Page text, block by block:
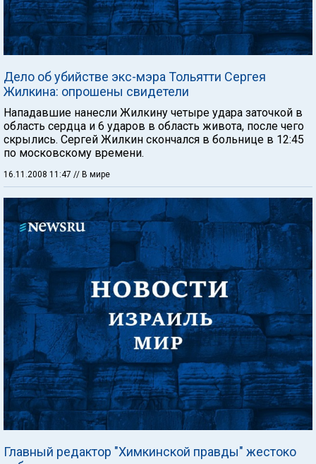
Дело об убийстве экс-мэра Тольятти Сергея
Жилкина: опрошены свидетели
Нападавшие нанесли Жилкину четыре удара заточкой в
область сердца и 6 ударов в область живота, после чего
скрылись. Сергей Жилкин скончался в больнице в 12:45
по московскому времени.
16.11.2008 11:47 // В мире
Главный редактор "Химкинской правды" жестоко